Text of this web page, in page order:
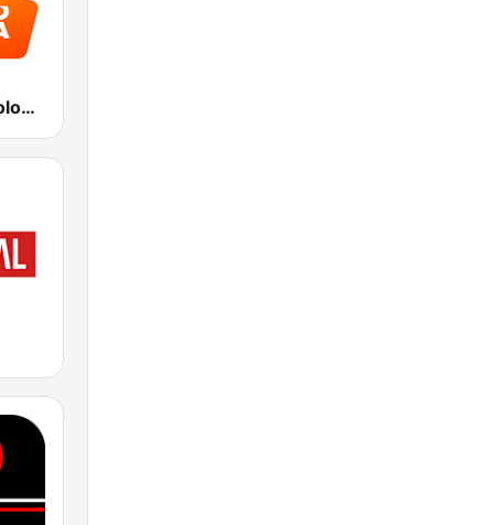
Radio Italia solomusicaitaliana